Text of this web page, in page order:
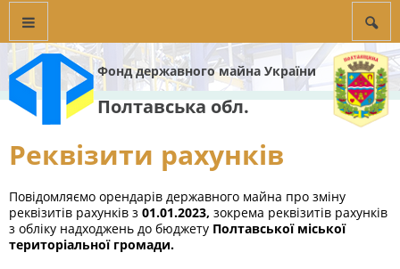
Фонд державного майна України
Полтавська обл.
Реквізити рахунків
Повідомляємо орендарів державного майна про зміну
реквізитів рахунків з 01.01.2023, зокрема реквізитів рахунків
з обліку надходжень до бюджету Полтавської міської
територіальної громади.